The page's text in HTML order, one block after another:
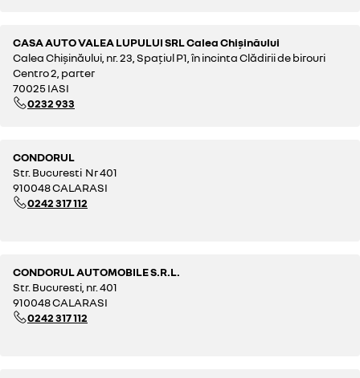
CASA AUTO VALEA LUPULUI SRL Calea Chișinăului
Calea Chișinăului, nr. 23, Spațiul P1, în incinta Clădirii de birouri
Centro 2, parter
70025 IASI
0232 933
CONDORUL
Str. Bucuresti Nr 401
910048 CALARASI
0242 317 112
CONDORUL AUTOMOBILE S.R.L.
Str. Bucuresti, nr. 401
910048 CALARASI
0242 317 112